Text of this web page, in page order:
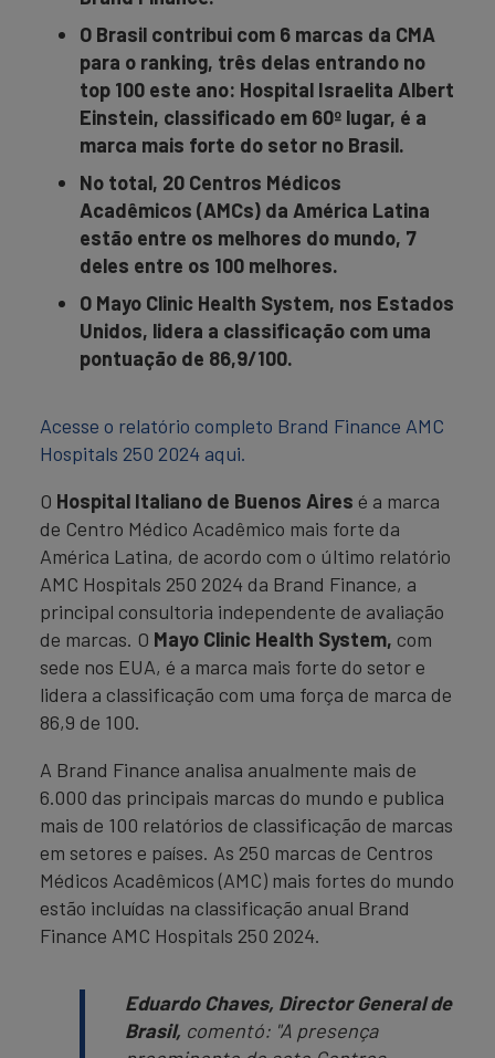
O Brasil contribui com 6 marcas da CMA
para o ranking, três delas entrando no
top 100 este ano: Hospital Israelita Albert
Einstein, classificado em 60º lugar, é a
marca mais forte do setor no Brasil.
No total, 20 Centros Médicos
Acadêmicos (AMCs) da América Latina
estão entre os melhores do mundo, 7
deles entre os 100 melhores.
O Mayo Clinic Health System, nos Estados
Unidos, lidera a classificação com uma
pontuação de 86,9/100.
Acesse o relatório completo Brand Finance AMC
Hospitals 250 2024 aqui.
O Hospital Italiano de Buenos Aires é a marca
de Centro Médico Acadêmico mais forte da
América Latina, de acordo com o último relatório
AMC Hospitals 250 2024 da Brand Finance, a
principal consultoria independente de avaliação
de marcas. O Mayo Clinic Health System, com
sede nos EUA, é a marca mais forte do setor e
lidera a classificação com uma força de marca de
86,9 de 100.
A Brand Finance analisa anualmente mais de
6.000 das principais marcas do mundo e publica
mais de 100 relatórios de classificação de marcas
em setores e países. As 250 marcas de Centros
Médicos Acadêmicos (AMC) mais fortes do mundo
estão incluídas na classificação anual Brand
Finance AMC Hospitals 250 2024.
Eduardo Chaves, Director General de
Brasil, comentó: "A presença